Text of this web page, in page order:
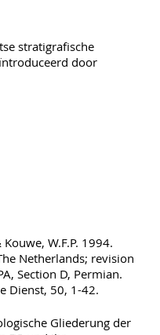
stratigrafische
door
W.F.P. 1994.
Netherlands; revision
Section D, Permian.
Dienst, 50, 1-42.
Gliederung der